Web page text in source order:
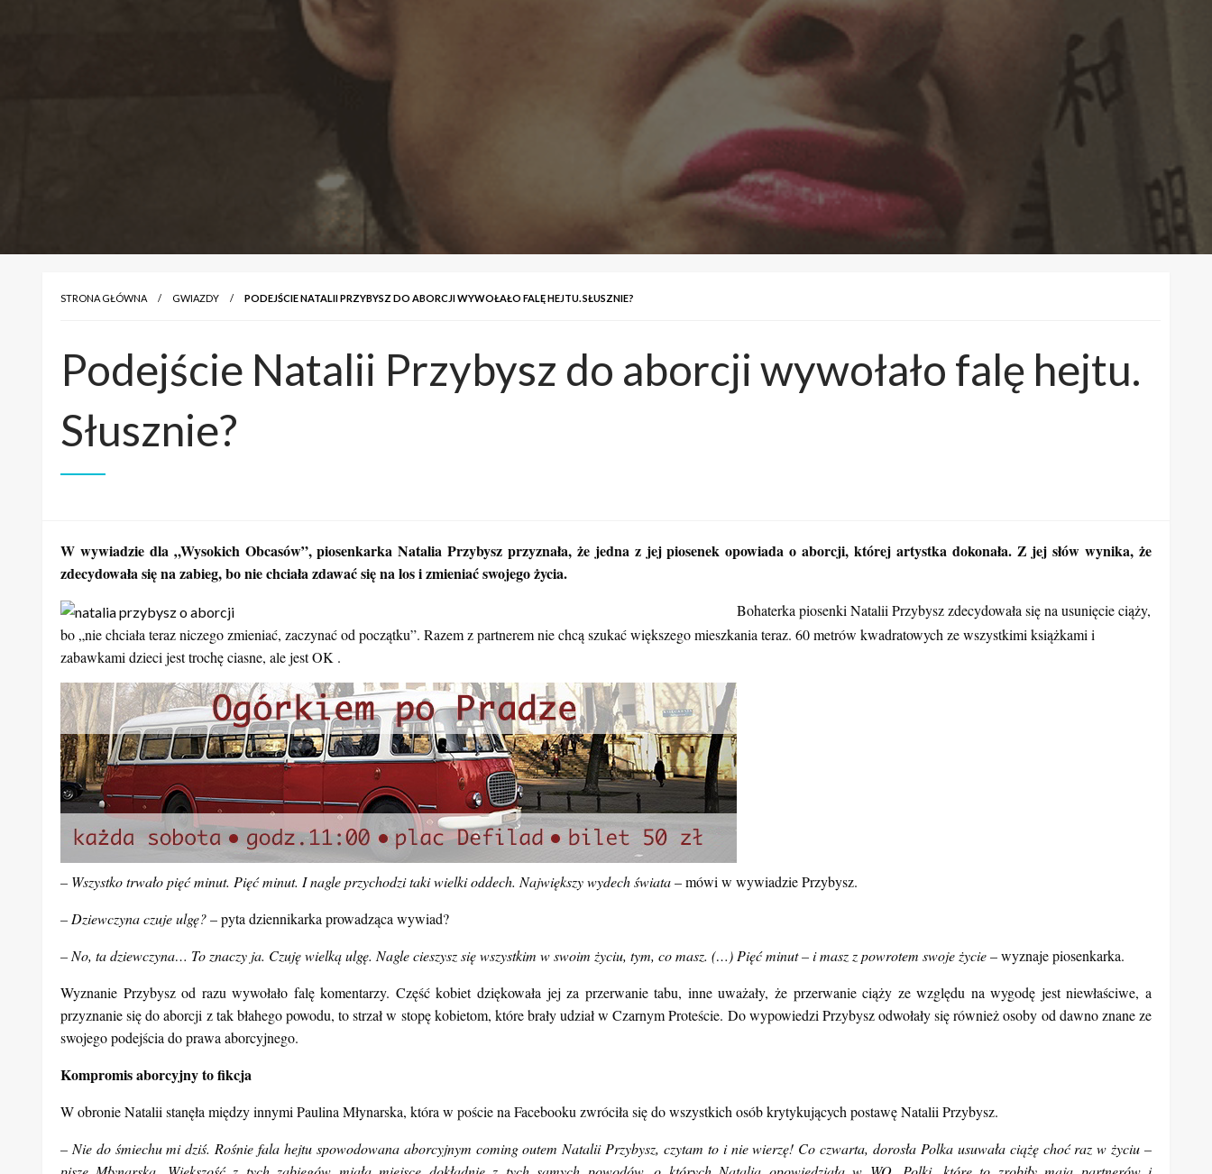
STRONA GŁÓWNA GWIAZDY PODEJŚCIE NATALII PRZYBYSZ DO ABORCJI WYWOŁAŁO FALĘ HEJTU. SŁUSZNIE?
Podejście Natalii Przybysz do aborcji wywołało falę hejtu.
Słusznie?
W wywiadzie dla „Wysokich Obcasów”, piosenkarka Natalia Przybysz przyznała, że jedna z jej piosenek opowiada o aborcji, której artystka dokonała. Z jej słów wynika, że
zdecydowała się na zabieg, bo nie chciała zdawać się na los i zmieniać swojego życia.
Bohaterka piosenki Natalii Przybysz zdecydowała się na usunięcie ciąży,
bo „nie chciała teraz niczego zmieniać, zaczynać od początku”. Razem z partnerem nie chcą szukać większego mieszkania teraz. 60 metrów kwadratowych ze wszystkimi książkami i
zabawkami dzieci jest trochę ciasne, ale jest OK .
– Wszystko trwało pięć minut. Pięć minut. I nagle przychodzi taki wielki oddech. Największy wydech świata– mówi w wywiadzie Przybysz.
– Dziewczyna czuje ulgę?
– pyta dziennikarka prowadząca wywiad?
– No, ta dziewczyna… To znaczy ja. Czuję wielką ulgę. Nagle cieszysz się wszystkim w swoim życiu, tym, co masz. (…) Pięć minut – i masz z powrotem swoje życie
Wyznanie Przybysz od razu wywołało falę komentarzy. Część kobiet dziękowała jej za przerwanie tabu, inne uważały, że przerwanie ciąży ze względu na wygodę jest niewłaściwe, a
przyznanie się do aborcji z tak błahego powodu, to strzał w stopę kobietom, które brały udział w Czarnym Proteście. Do wypowiedzi Przybysz odwołały się również osoby od dawno znane ze
swojego podejścia do prawa aborcyjnego.